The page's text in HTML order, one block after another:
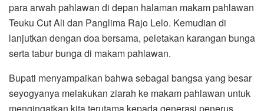
para arwah pahlawan di depan halaman makam pahlawan
Teuku Cut Ali dan Panglima Rajo Lelo. Kemudian di
lanjutkan dengan doa bersama, peletakan karangan bunga
serta tabur bunga di makam pahlawan.
Bupati menyampaikan bahwa sebagai bangsa yang besar
seyogyanya melakukan ziarah ke makam pahlawan untuk